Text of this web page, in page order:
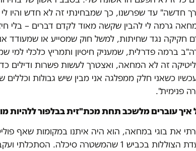
חדשה" עד שפרשנו, כך שמבחינתי זה לא חדש והיו
גרמה לי להבין שקשה מאוד לקדם דברים – בלי
חקיקה נגד שחיתות, למשל חוק שמסייע או שמעודד
ברמה פדרלית, שמעניק חיסיון ותמריץ כלכלי למי
זה לא המחאה, ואצטרך לעשות פשרות ודילים
כשאני חלק ממפלגה אני מבין שיש גבולות וכללים
פנימית".
איך עוברים מלשכב תחת מכת"זית בבלפור ללהיות
את בוגי במחאה, הוא היה איתנו במקומות שאף
בצעדת הצוללות בכביש 1 שהמשטרה סיכלה.